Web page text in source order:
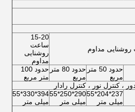
15-20
ساعت
روشنایی
مداوم
حدود 50 متر
مربع
حدود 80 متر
مربع
حدود 100
متر مربع
، کنترل نور ، کنترل رادار
237*204*55
میلی متر
290*250*55
میلی متر
394*330*55
میلی متر